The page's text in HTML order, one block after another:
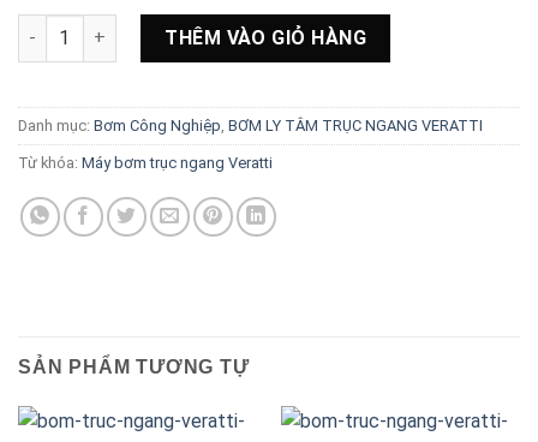
Máy bơm trục ngang Veratti model CS32-160 1.5kw số lượng
THÊM VÀO GIỎ HÀNG
Danh mục: Bơm Công Nghiệp BƠM LY TÂM TRỤC NGANG VERATTI
Từ khóa: Máy bơm trục ngang Veratti
SẢN PHẨM TƯƠNG TỰ